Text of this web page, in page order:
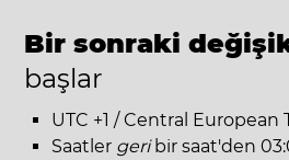
Bir sonraki
başlar
UTC +1 / Central European
Saatler geribir saat'den